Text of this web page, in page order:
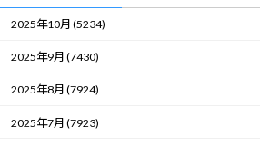
2025年10月 (5234)
2025年9月 (7430)
2025年8月 (7924)
2025年7月 (7923)